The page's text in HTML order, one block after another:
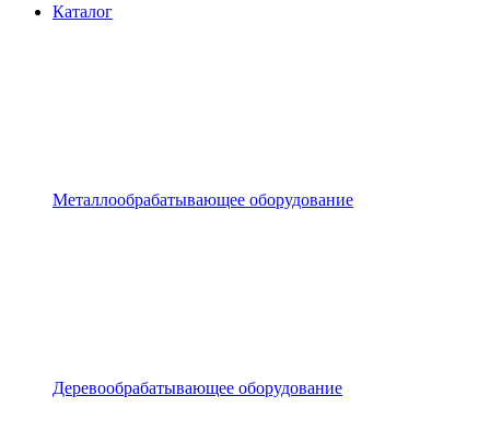
Каталог
Металлообрабатывающее оборудование
Деревообрабатывающее оборудование